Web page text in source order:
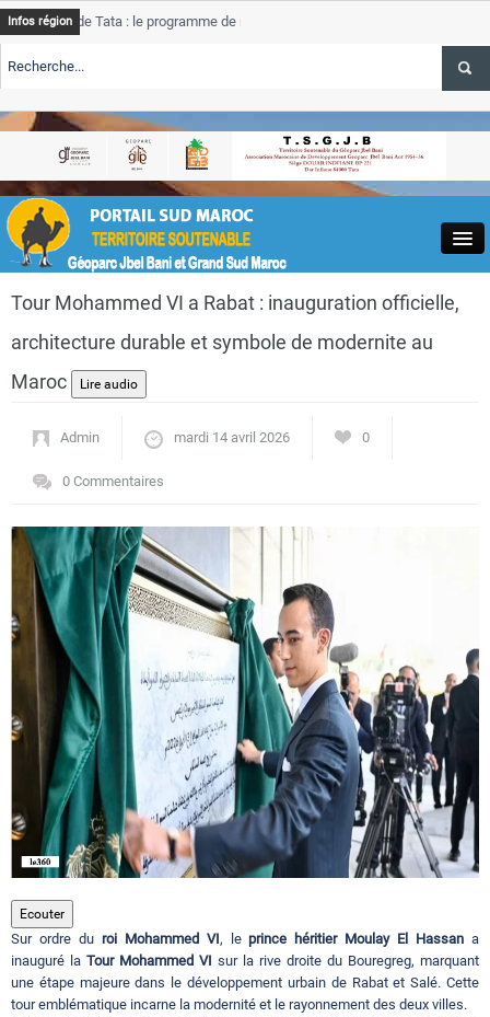
Close
Actualités
Tourisme
Régions
Hotels
Evenements
Contact
Infos région
de Tata : le programme de rehabilitation post-inondations
TSGJB Tourisme : l’ONMT renforce l’aerien a Dakhla et
Tata
service
TSGJB Tourisme au Maroc : Transavia renforce les vols Paris-
Tour Mohammed VI a Rabat : inauguration officielle,
architecture durable et symbole de modernite au
Maroc
Admin mardi 14 avril 2026 0
0 Commentaires
Ecouter
Sur ordre du roi Mohammed VI, leprince héritier Moulay El Hassan a
inauguré la Tour Mohammed VI sur la rive droite du Bouregreg, marquant
une étape majeure dans le développement urbain de Rabat et Salé. Cette
tour emblématique incarne la modernité et le rayonnement des deux villes.